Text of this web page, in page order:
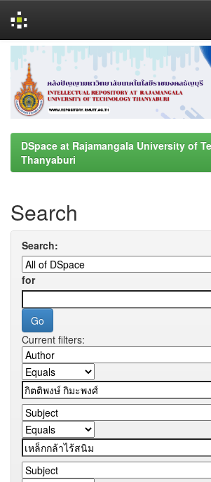
navigation
DSpace at Rajamangala University of
Thanyaburi
Search
Search:
for
Current filters: